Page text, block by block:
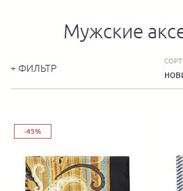
Мужские
+ ФИЛЬТР
-45%